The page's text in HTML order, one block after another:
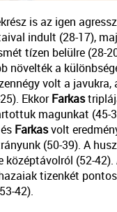
is az igen
indult (28-17),
tízen belülre (28-
növelték a
volt a javukra,
EkkorFarkas
magunkat (45-
és Farkasvolt
(50-39). A
(52-42).
tizenkét
42).